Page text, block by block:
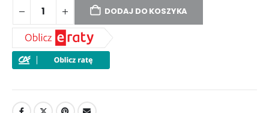
DODAJ DO KOSZYKA